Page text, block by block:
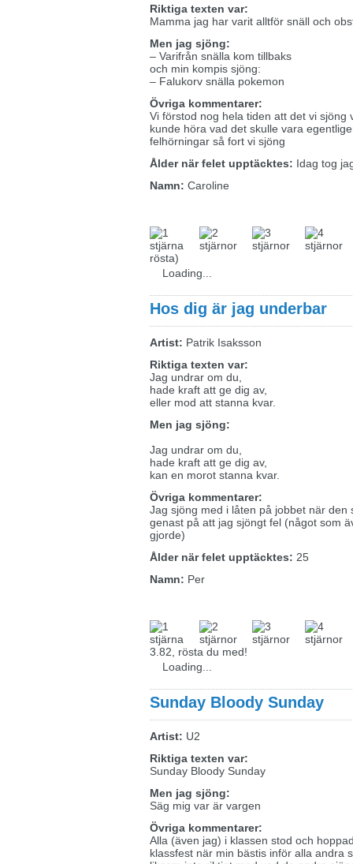
Riktiga texten var:
Mamma jag har varit alltför snäll och
Men jag sjöng:
– Varifrån snälla kom tillbaks
och min kompis sjöng:
– Falukorv snälla pokemon
Övriga kommentarer:
Vi förstod nog hela tiden att det vi sjöng
kunde höra vad det skulle vara
felhörningar så fort vi sjöng
Ålder när felet upptäcktes: Idag tog
Namn: Caroline
rösta)
Loading...
Hos dig är jag underbar
Artist: Patrik Isaksson
Riktiga texten var:
Jag undrar om du,
hade kraft att ge dig av,
eller mod att stanna kvar.
Men jag sjöng:
Jag undrar om du,
hade kraft att ge dig av,
kan en morot stanna kvar.
Övriga kommentarer:
Jag sjöng med i låten på jobbet när den
genast på att jag sjöngt fel (något som
gjorde)
Ålder när felet upptäcktes: 25
Namn: Per
3.82, rösta du med!
Loading...
Sunday Bloody Sunday
Artist: U2
Riktiga texten var:
Sunday Bloody Sunday
Men jag sjöng:
Säg mig var är vargen
Övriga kommentarer:
Alla (även jag) i klassen stod och
klassfest när min bästis inför alla andra